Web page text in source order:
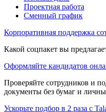
Проектная работа
Сменный график
Корпоративная поддержка
Какой соцпакет вы
Оформляйте кандидатов
Проверяйте сотрудников и
документы без бумаг и
Ускорьте подбор в 2 раза с